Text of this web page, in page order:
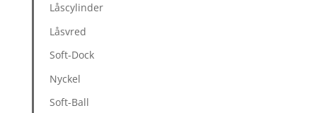
Låscylinder
Låsvred
Soft-Dock
Nyckel
Soft-Ball